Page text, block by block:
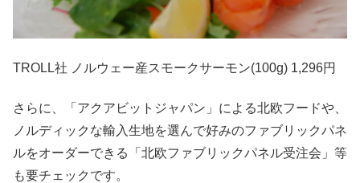
TROLL社 ノルウェー産スモークサーモン(100g) 1,296円
さらに、「アクアビットジャパン」による北欧フードや、
ノルディックな輸入生地を選んで好みのファブリックパネ
ルをオーダーできる「北欧ファブリックパネル受注会」等
も要チェックです。